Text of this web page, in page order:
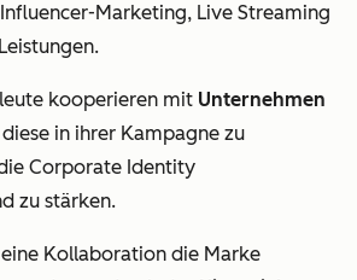
Marketing, Live Streaming
kooperieren mit Unternehmen
in ihrer Kampagne zu
Corporate Identity
zu stärken.
Kollaboration die Marke